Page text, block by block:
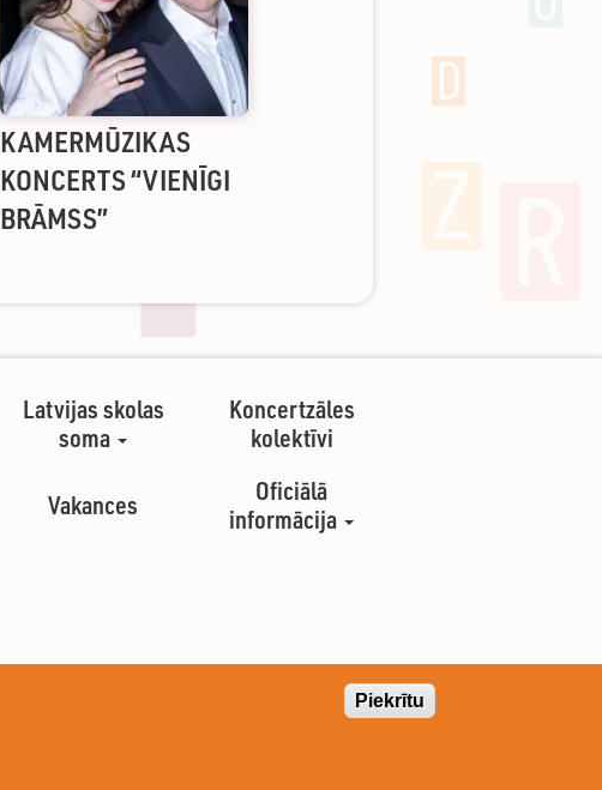
Piekrītu
KAMERMŪZIKAS
KONCERTS “VIENĪGI
BRĀMSS”
Latvijas skolas
soma
Koncertzāles
kolektīvi
Vakances
Oficiālā
informācija